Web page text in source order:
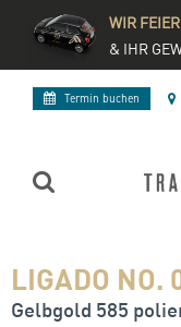
WIR
& IHR
Termin buchen
LIGADO NO.
Gelbgold 585